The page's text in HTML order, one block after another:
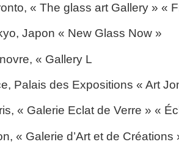
« The glass art Gallery » «
Japon « New Glass Now »
« Gallery L
Palais des Expositions « Art
« Galerie Eclat de Verre » «
« Galerie d’Art et de